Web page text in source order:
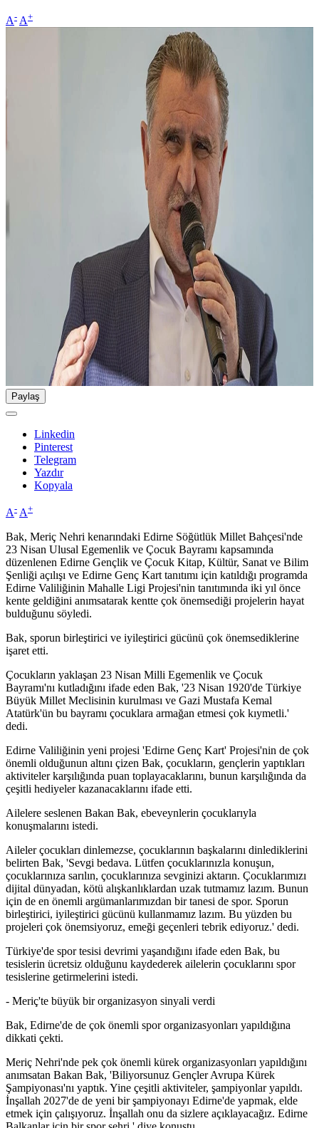
A- A+
Paylaş
Linkedin
Pinterest
Telegram
Yazdır
Kopyala
A- A+
Bak, Meriç Nehri kenarındaki Edirne Söğütlük Millet Bahçesi'nde
23 Nisan Ulusal Egemenlik ve Çocuk Bayramı kapsamında
düzenlenen Edirne Gençlik ve Çocuk Kitap, Kültür, Sanat ve Bilim
Şenliği açılışı ve Edirne Genç Kart tanıtımı için katıldığı programda
Edirne Valiliğinin Mahalle Ligi Projesi'nin tanıtımında iki yıl önce
kente geldiğini anımsatarak kentte çok önemsediği projelerin hayat
bulduğunu söyledi.
Bak, sporun birleştirici ve iyileştirici gücünü çok önemsediklerine
işaret etti.
Çocukların yaklaşan 23 Nisan Milli Egemenlik ve Çocuk
Bayramı'nı kutladığını ifade eden Bak, '23 Nisan 1920'de Türkiye
Büyük Millet Meclisinin kurulması ve Gazi Mustafa Kemal
Atatürk'ün bu bayramı çocuklara armağan etmesi çok kıymetli.'
dedi.
Edirne Valiliğinin yeni projesi 'Edirne Genç Kart' Projesi'nin de çok
önemli olduğunun altını çizen Bak, çocukların, gençlerin yaptıkları
aktiviteler karşılığında puan toplayacaklarını, bunun karşılığında da
çeşitli hediyeler kazanacaklarını ifade etti.
Ailelere seslenen Bakan Bak, ebeveynlerin çocuklarıyla
konuşmalarını istedi.
Aileler çocukları dinlemezse, çocuklarının başkalarını dinlediklerini
belirten Bak, 'Sevgi bedava. Lütfen çocuklarınızla konuşun,
çocuklarınıza sarılın, çocuklarınıza sevginizi aktarın. Çocuklarımızı
dijital dünyadan, kötü alışkanlıklardan uzak tutmamız lazım. Bunun
için de en önemli argümanlarımızdan bir tanesi de spor. Sporun
birleştirici, iyileştirici gücünü kullanmamız lazım. Bu yüzden bu
projeleri çok önemsiyoruz, emeği geçenleri tebrik ediyoruz.' dedi.
Türkiye'de spor tesisi devrimi yaşandığını ifade eden Bak, bu
tesislerin ücretsiz olduğunu kaydederek ailelerin çocuklarını spor
tesislerine getirmelerini istedi.
- Meriç'te büyük bir organizasyon sinyali verdi
Bak, Edirne'de de çok önemli spor organizasyonları yapıldığına
dikkati çekti.
Meriç Nehri'nde pek çok önemli kürek organizasyonları yapıldığını
anımsatan Bakan Bak, 'Biliyorsunuz Gençler Avrupa Kürek
Şampiyonası'nı yaptık. Yine çeşitli aktiviteler, şampiyonlar yapıldı.
İnşallah 2027'de de yeni bir şampiyonayı Edirne'de yapmak, elde
etmek için çalışıyoruz. İnşallah onu da sizlere açıklayacağız. Edirne